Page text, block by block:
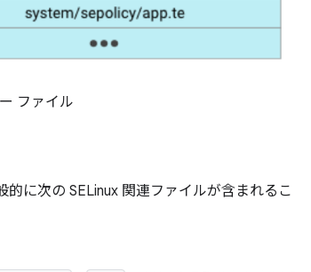
ファイル
に次の SELinux 関連ファイルが含まれるこ